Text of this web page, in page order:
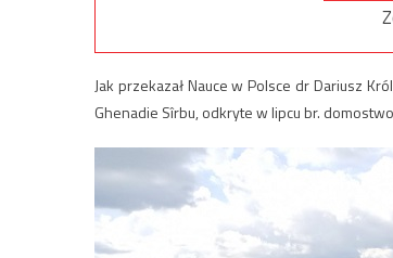
Jak przekazał Nauce w Polsce dr Dariusz
Ghenadie Sîrbu, odkryte w lipcu br.